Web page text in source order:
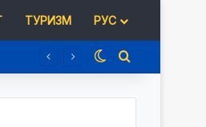
ТУРИЗМ РУС
Switch skin
Іздеу